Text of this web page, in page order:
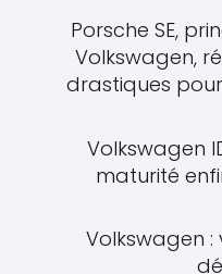
Porsche SE,
Volkswagen,
drastiques
Volkswagen
maturité
Volkswagen :